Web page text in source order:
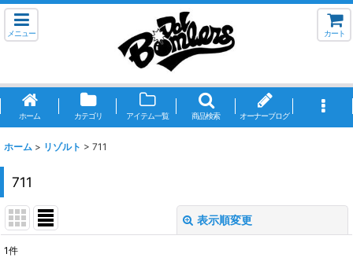
メニュー カート
ホーム カテゴリ アイテム一覧 商品検索 オーナーブログ
ホーム > リゾルト > 711
711
表示順変更
1件